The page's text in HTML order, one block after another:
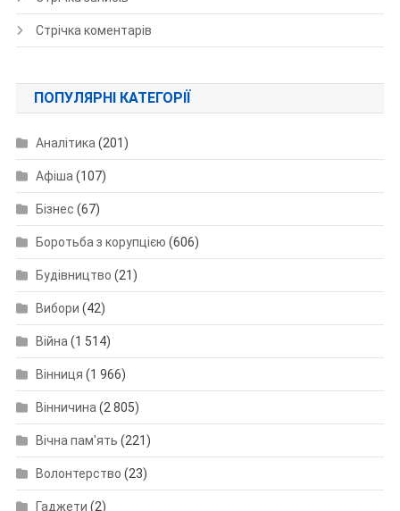
Стрічка коментарів
ПОПУЛЯРНІ КАТЕГОРІЇ
Аналітика(201)
Афіша(107)
Бізнес (67)
Боротьба з корупцією (606)
Будівництво (21)
Вибори (42)
Війна(1 514)
Вінниця (1 966)
Вінничина(2 805)
Вічна пам'ять (221)
Волонтерство (23)
Гаджети (2)